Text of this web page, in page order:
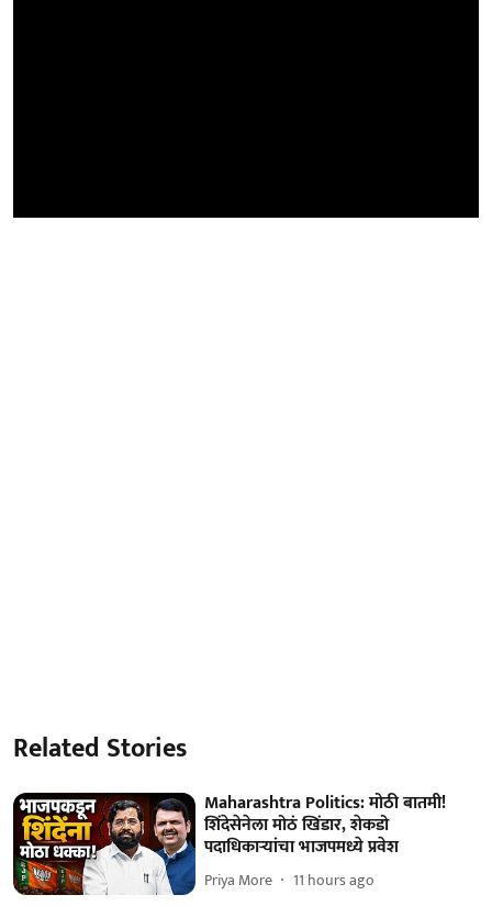
Related Stories
Maharashtra Politics: मोठी बातमी!
शिंदेसेनेला मोठं खिंडार, शेकडो
पदाधिकाऱ्यांचा भाजपमध्ये प्रवेश
Priya More 11 hours ago